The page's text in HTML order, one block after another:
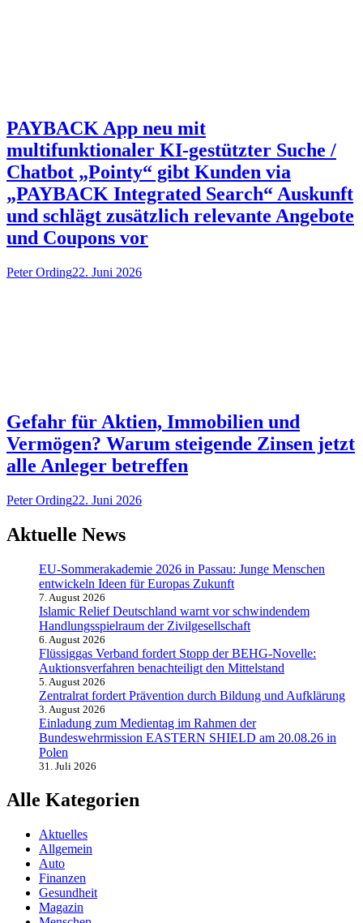
PAYBACK App neu mit
multifunktionaler KI-gestützter Suche /
Chatbot „Pointy“ gibt Kunden via
„PAYBACK Integrated Search“ Auskunft
und schlägt zusätzlich relevante Angebote
und Coupons vor
Peter Ording22. Juni 2026
Gefahr für Aktien, Immobilien und
Vermögen? Warum steigende Zinsen jetzt
alle Anleger betreffen
Peter Ording22. Juni 2026
Aktuelle News
EU-Sommerakademie 2026 in Passau: Junge Menschen
entwickeln Ideen für Europas Zukunft
7. August 2026
Islamic Relief Deutschland warnt vor schwindendem
Handlungsspielraum der Zivilgesellschaft
6. August 2026
Flüssiggas Verband fordert Stopp der BEHG-Novelle:
Auktionsverfahren benachteiligt den Mittelstand
5. August 2026
Zentralrat fordert Prävention durch Bildung und Aufklärung
3. August 2026
Einladung zum Medientag im Rahmen der
Bundeswehrmission EASTERN SHIELD am 20.08.26 in
Polen
31. Juli 2026
Alle Kategorien
Aktuelles
Allgemein
Auto
Finanzen
Gesundheit
Magazin